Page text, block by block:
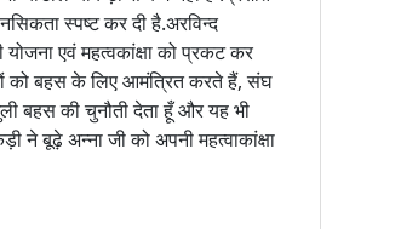
स्पष्ट कर दी है.अरविन्द
एवं महत्वकांक्षा को प्रकट कर
को बहस के लिए आमंत्रित करते हैं, संघ
बहस की चुनौती देता हूँ और यह भी
बूढ़े अन्ना जी को अपनी महत्वाकांक्षा